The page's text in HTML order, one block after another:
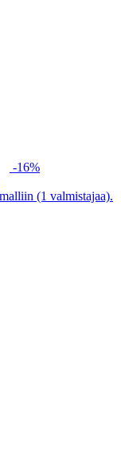
-16%
(1 valmistajaa).